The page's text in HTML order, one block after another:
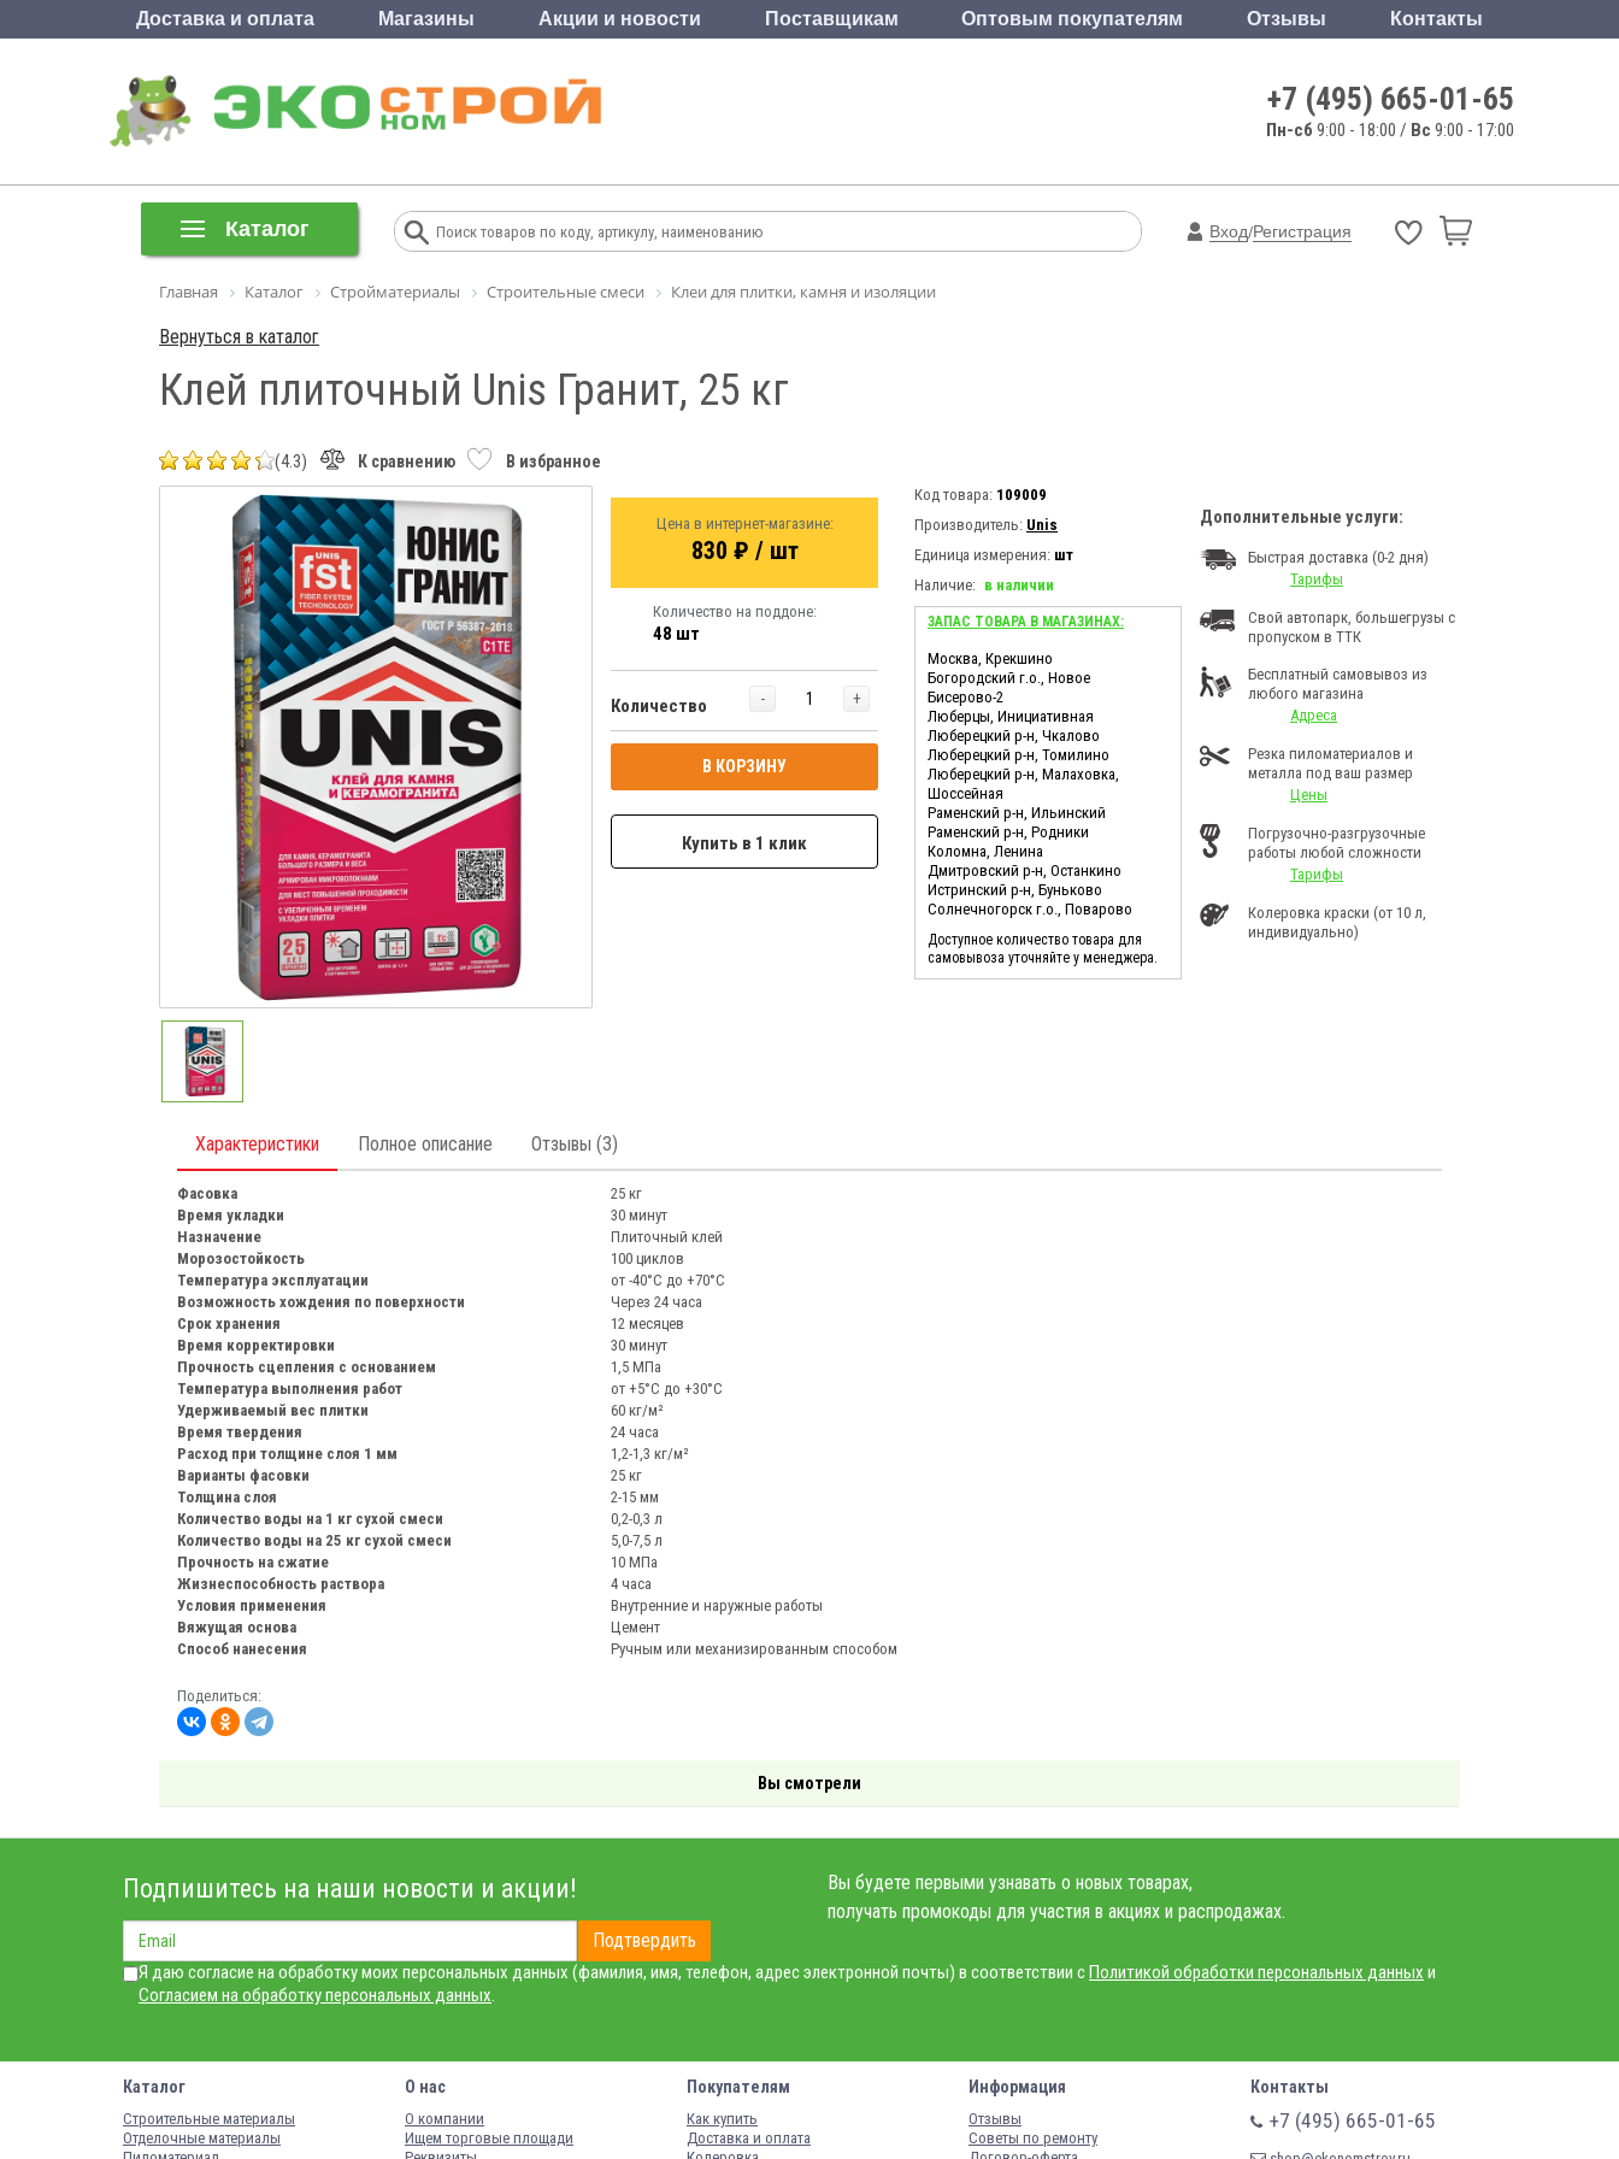
Доставка и оплата Магазины Акции и новости Поставщикам Оптовым покупателям Отзывы Контакты
+7 (495) 665-01-65
Пн-сб 9:00 - 18:00 / Вс 9:00 - 17:00
Каталог Вход/Регистрация
Главная Каталог Стройматериалы Строительные смеси Клеи для плитки, камня и изоляции
Вернуться в каталог
Клей плиточный Unis Гранит, 25 кг
(4.3) К сравнению В избранное
Цена в интернет-магазине:
830 ₽ / шт
Количество на поддоне:
48 шт
Количество - +
В КОРЗИНУ
Купить в 1 клик
Код товара: 109009
Производитель: Unis
Единица измерения: шт
Наличие: в наличии
ЗАПАС ТОВАРА В МАГАЗИНАХ:
Москва, Крекшино
Богородский г.о., Новое
Бисерово-2
Люберцы, Инициативная
Люберецкий р-н, Чкалово
Люберецкий р-н, Томилино
Люберецкий р-н, Малаховка,
Шоссейная
Раменский р-н, Ильинский
Раменский р-н, Родники
Коломна, Ленина
Дмитровский р-н, Останкино
Истринский р-н, Буньково
Солнечногорск г.о., Поварово
Доступное количество товара для
самовывоза уточняйте у менеджера.
Дополнительные услуги:
Быстрая доставка (0-2 дня)
Тарифы
Свой автопарк, большегрузы с
пропуском в ТТК
Бесплатный самовывоз из
любого магазина
Адреса
Резка пиломатериалов и
металла под ваш размер
Цены
Погрузочно-разгрузочные
работы любой сложности
Тарифы
Колеровка краски (от 10 л,
индивидуально)
Характеристики Полное описание Отзывы (3)
Фасовка
25 кг
Время укладки
30 минут
Назначение
Плиточный клей
Морозостойкость
100 циклов
Температура эксплуатации
от -40°С до +70°С
Возможность хождения по поверхности
Через 24 часа
Срок хранения
12 месяцев
Время корректировки
30 минут
Прочность сцепления с основанием
1,5 МПа
Температура выполнения работ
от +5°С до +30°С
Удерживаемый вес плитки
60 кг/м²
Время твердения
24 часа
Расход при толщине слоя 1 мм
1,2-1,3 кг/м²
Варианты фасовки
25 кг
Толщина слоя
2-15 мм
Количество воды на 1 кг сухой смеси
0,2-0,3 л
Количество воды на 25 кг сухой смеси
5,0-7,5 л
Прочность на сжатие
10 МПа
Жизнеспособность раствора
4 часа
Условия применения
Внутренние и наружные работы
Вяжущая основа
Цемент
Способ нанесения
Ручным или механизированным способом
Поделиться:
Вы смотрели
Подпишитесь на наши новости и акции!
Подтвердить
Вы будете первыми узнавать о новых товарах,
получать промокоды для участия в акциях и распродажах.
Я даю согласие на обработку моих персональных данных (фамилия, имя, телефон, адрес электронной почты) в соответствии сПолитикой обработки персональных данных и
Согласием на обработку персональных данных
Каталог
Строительные материалы
Отделочные материалы
О нас
О компании
Ищем торговые площади
Покупателям
Как купить
Доставка и оплата
Информация
Отзывы
Советы по ремонту
Контакты
+7 (495) 665-01-65